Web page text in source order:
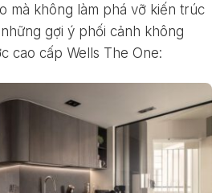
mà không làm phá vỡ kiến trúc
gợi ý phối cảnh không
cao cấp Wells The One: